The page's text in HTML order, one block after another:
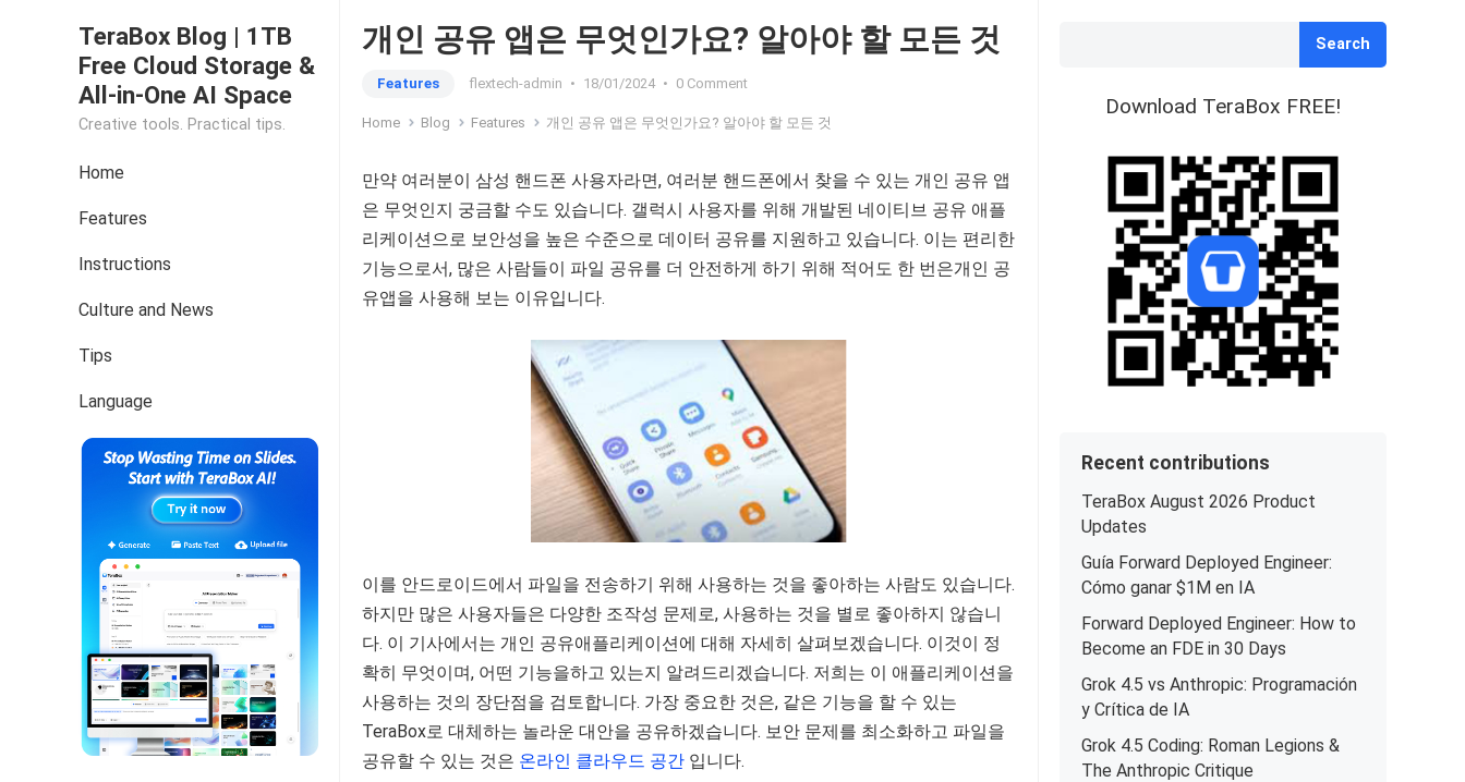
TeraBox Blog | 1TB
Free Cloud Storage &
All-in-One AI Space
Creative tools. Practical tips.
Home
Features
Instructions
Culture and News
Tips
Language
개인 공유 앱은 무엇인가요? 알아야 할 모든 것
Features flextech-admin • 18/01/2024 • 0 Comment
Home Blog Features 개인 공유 앱은 무엇인가요? 알아야 할 모든 것
만약 여러분이 삼성 핸드폰 사용자라면, 여러분 핸드폰에서 찾을 수 있는 개인 공유 앱
은 무엇인지 궁금할 수도 있습니다. 갤럭시 사용자를 위해 개발된 네이티브 공유 애플
리케이션으로 보안성을 높은 수준으로 데이터 공유를 지원하고 있습니다. 이는 편리한
기능으로서, 많은 사람들이 파일 공유를 더 안전하게 하기 위해 적어도 한 번은개인 공
유앱을 사용해 보는 이유입니다.
이를 안드로이드에서 파일을 전송하기 위해 사용하는 것을 좋아하는 사람도 있습니다.
하지만 많은 사용자들은 다양한 조작성 문제로, 사용하는 것을 별로 좋아하지 않습니
다. 이 기사에서는 개인 공유애플리케이션에 대해 자세히 살펴보겠습니다. 이것이 정
확히 무엇이며, 어떤 기능을하고 있는지 알려드리겠습니다. 저희는 이 애플리케이션을
사용하는 것의 장단점을 검토합니다. 가장 중요한 것은, 같은 기능을 할 수 있는
TeraBox로 대체하는 놀라운 대안을 공유하겠습니다. 보안 문제를 최소화하고 파일을
공유할 수 있는 것은 온라인 클라우드 공간 입니다.
Search
Download TeraBox FREE!
Recent contributions
TeraBox August 2026 Product
Updates
Guía Forward Deployed Engineer:
Cómo ganar $1M en IA
Forward Deployed Engineer: How to
Become an FDE in 30 Days
Grok 4.5 vs Anthropic: Programación
y Crítica de IA
Grok 4.5 Coding: Roman Legions &
The Anthropic Critique